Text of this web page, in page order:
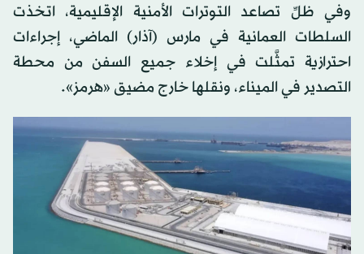
وفي ظلِّ تصاعد التوترات الأمنية الإقليمية، اتخذت
السلطات العمانية في مارس (آذار) الماضي، إجراءات
احترازية تمثَّلت في إخلاء جميع السفن من محطة
التصدير في الميناء، ونقلها خارج مضيق «هرمز».